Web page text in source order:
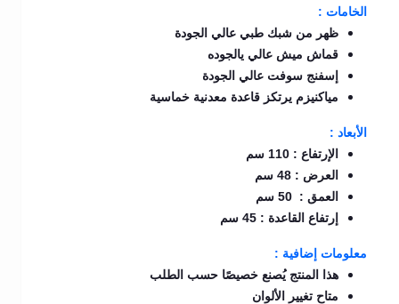
الخامات :
ظهر من شبك طبي عالي الجودة
قماش ميش عالي يالجوده
إسفنج سوفت عالي الجودة
مياكنيزم يرتكز قاعدة معدنية خماسية
الأبعاد :
الإرتفاع : 110 سم
العرض : 48 سم
العمق : 50 سم
إرتفاع القاعدة : 45 سم
معلومات إضافية :
هذا المنتج يُصنع خصيصًا حسب الطلب
متاح تغيير الألوان